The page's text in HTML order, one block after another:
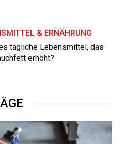
& ERNÄHRUNG
tägliche Lebensmittel, das
erhöht?